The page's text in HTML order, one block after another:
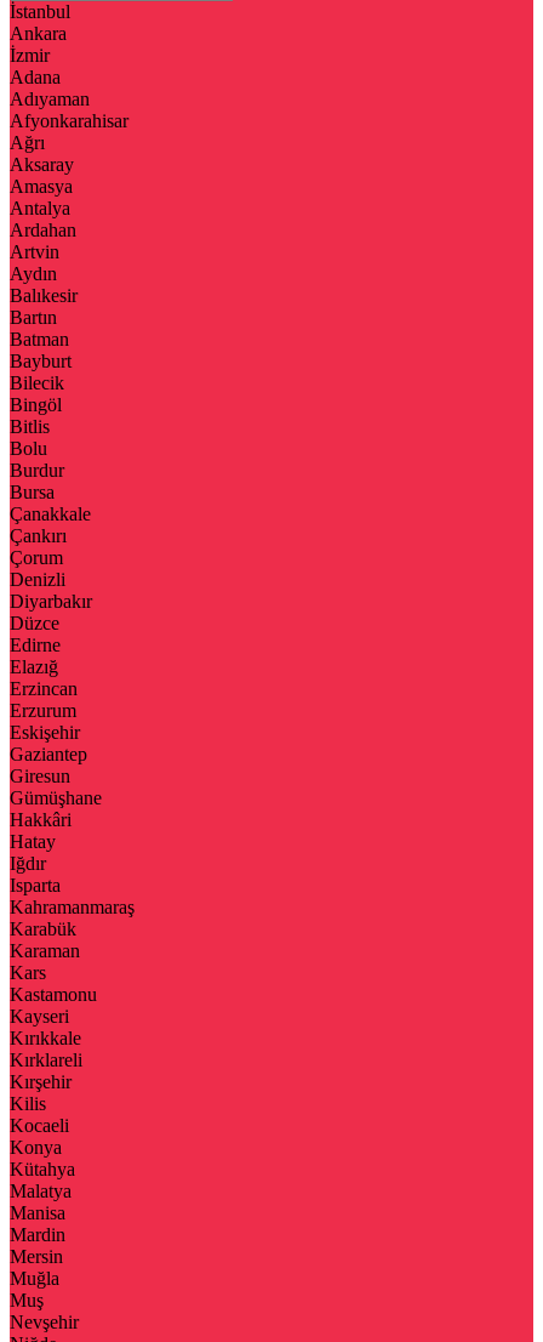
İstanbul
Ankara
İzmir
Adana
Adıyaman
Afyonkarahisar
Ağrı
Aksaray
Amasya
Antalya
Ardahan
Artvin
Aydın
Balıkesir
Bartın
Batman
Bayburt
Bilecik
Bingöl
Bitlis
Bolu
Burdur
Bursa
Çanakkale
Çankırı
Çorum
Denizli
Diyarbakır
Düzce
Edirne
Elazığ
Erzincan
Erzurum
Eskişehir
Gaziantep
Giresun
Gümüşhane
Hakkâri
Hatay
Iğdır
Isparta
Kahramanmaraş
Karabük
Karaman
Kars
Kastamonu
Kayseri
Kırıkkale
Kırklareli
Kırşehir
Kilis
Kocaeli
Konya
Kütahya
Malatya
Manisa
Mardin
Mersin
Muğla
Muş
Nevşehir